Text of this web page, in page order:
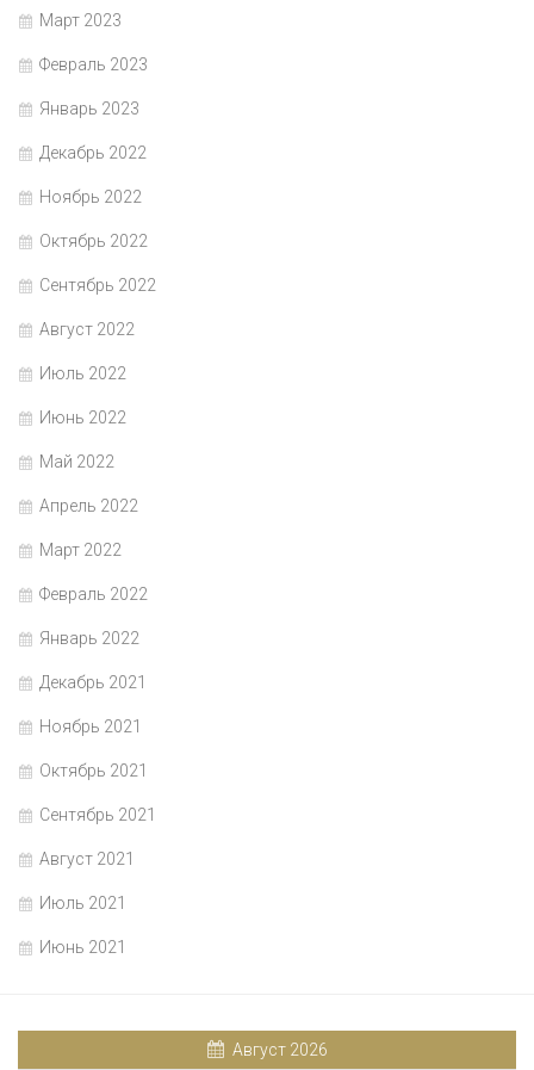
Март 2023
Февраль 2023
Январь 2023
Декабрь 2022
Ноябрь 2022
Октябрь 2022
Сентябрь 2022
Август 2022
Июль 2022
Июнь 2022
Май 2022
Апрель 2022
Март 2022
Февраль 2022
Январь 2022
Декабрь 2021
Ноябрь 2021
Октябрь 2021
Сентябрь 2021
Август 2021
Июль 2021
Июнь 2021
Август 2026